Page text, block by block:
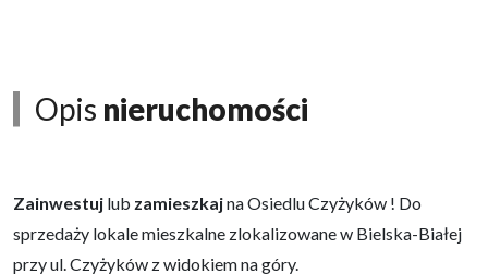
Opis nieruchomości
Zainwestuj lub zamieszkajna Osiedlu Czyżyków ! Do
sprzedaży lokale mieszkalne zlokalizowane w Bielska-Białej
przy ul. Czyżyków z widokiem na góry.